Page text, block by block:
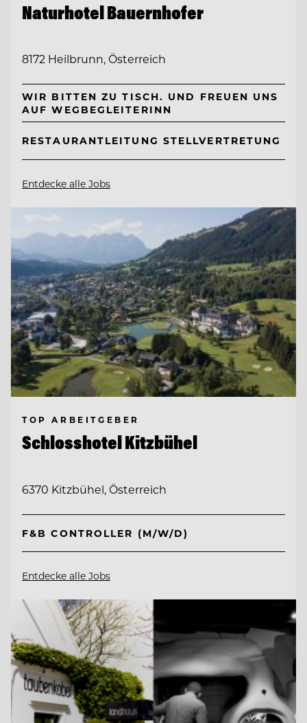
Naturhotel Bauernhofer
8172 Heilbrunn, Österreich
WIR BITTEN ZU TISCH. UND FREUEN UNS
AUF WEGBEGLEITERINN
RESTAURANTLEITUNG STELLVERTRETUNG
Entdecke alle Jobs
TOP ARBEITGEBER
Schlosshotel Kitzbühel
6370 Kitzbühel, Österreich
F&B CONTROLLER (M/W/D)
Entdecke alle Jobs